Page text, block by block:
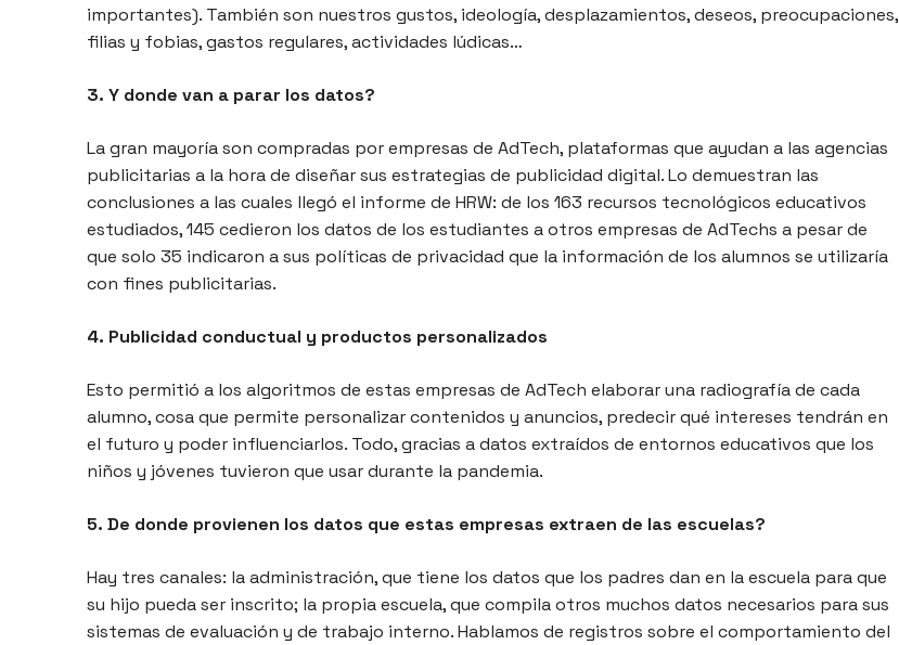
importantes). También son nuestros gustos, ideología, desplazamientos, deseos, preocupaciones,
filias y fobias, gastos regulares, actividades lúdicas…
3. Y donde van a parar los datos?
La gran mayoría son compradas por empresas de AdTech, plataformas que ayudan a las agencias
publicitarias a la hora de diseñar sus estrategias de publicidad digital. Lo demuestran las
conclusiones a las cuales llegó el informe de HRW: de los 163 recursos tecnológicos educativos
estudiados, 145 cedieron los datos de los estudiantes a otros empresas de AdTechs a pesar de
que solo 35 indicaron a sus políticas de privacidad que la información de los alumnos se utilizaría
con fines publicitarias.
4. Publicidad conductual y productos personalizados
Esto permitió a los algoritmos de estas empresas de AdTech elaborar una radiografía de cada
alumno, cosa que permite personalizar contenidos y anuncios, predecir qué intereses tendrán en
el futuro y poder influenciarlos. Todo, gracias a datos extraídos de entornos educativos que los
niños y jóvenes tuvieron que usar durante la pandemia.
5. De donde provienen los datos que estas empresas extraen de las escuelas?
Hay tres canales: la administración, que tiene los datos que los padres dan en la escuela para que
su hijo pueda ser inscrito; la propia escuela, que compila otros muchos datos necesarios para sus
sistemas de evaluación y de trabajo interno. Hablamos de registros sobre el comportamiento del